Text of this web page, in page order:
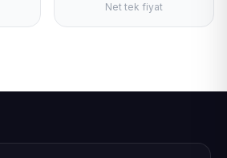
Net tek fiyat